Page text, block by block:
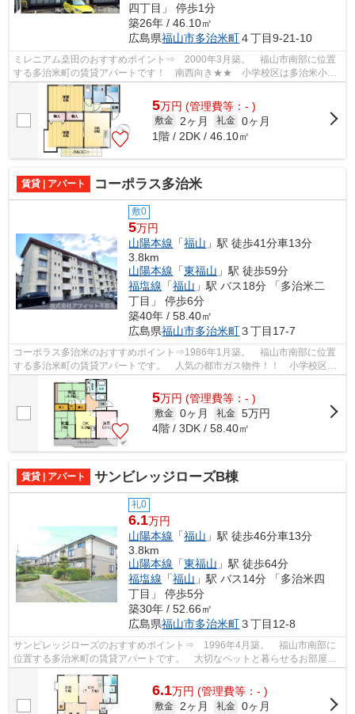
四丁目」 停歩1分
築26年 / 46.10㎡
広島県福山市多治米町４丁目9-21-10
ミレニアム桒田のおすすめポイント⇒ 2000年3月築。 福山市南部に位置
する多治米町の賃貸アパートです！ 南西向き★★ 小学校区は多治米小学
校です！ 駐輪場あり。 徒歩約2分の所に...
5万円 (管理費等：- )
敷金 2ヶ月 礼金 0ヶ月
1階 / 2DK / 46.10㎡
賃貸 | アパート コーポラス多治米
敷0
5万円
山陽本線 「福山 」駅 徒歩41分車13分
3.8km
山陽本線 「東福山 」駅 徒歩59分
福塩線 「福山 」駅 バス18分 「多治米二
丁目」 停歩6分
築40年 / 58.40㎡
広島県福山市多治米町３丁目17-7
コーポラス多治米のおすすめポイント⇒1986年1月築。 福山市南部に位置
する多治米町の賃貸アパートです。 人気の都市ガス物件！！ 小学校区は
川口小学校です！ 徒歩約6分のところに...
5万円 (管理費等：- )
敷金 0ヶ月 礼金 5万円
4階 / 3DK / 58.40㎡
賃貸 | アパート サンビレッジローズB棟
礼0
6.1万円
山陽本線 「福山 」駅 徒歩46分車13分
3.8km
山陽本線 「東福山 」駅 徒歩64分
福塩線 「福山 」駅 バス14分 「多治米四
丁目」 停歩5分
築30年 / 52.66㎡
広島県福山市多治米町３丁目12-8
サンビレッジローズのおすすめポイント⇒ 1996年4月築。 福山市南部に
位置する多治米町の賃貸アパートです。 大切なペットと暮らせるお部屋
☆ 小学校区は川口小学校です！ 最寄りの...
6.1万円 (管理費等：- )
敷金 2ヶ月 礼金 0ヶ月